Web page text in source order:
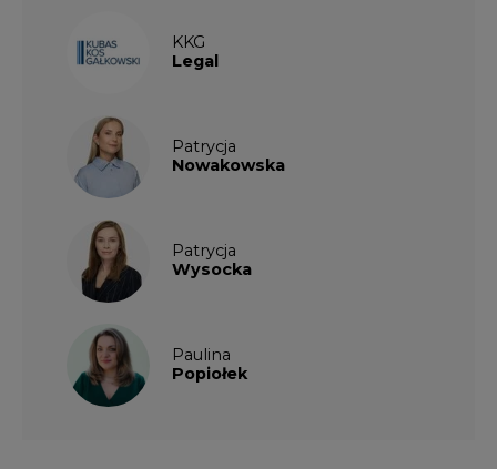
KKG
Legal
Patrycja
Nowakowska
Patrycja
Wysocka
Paulina
Popiołek